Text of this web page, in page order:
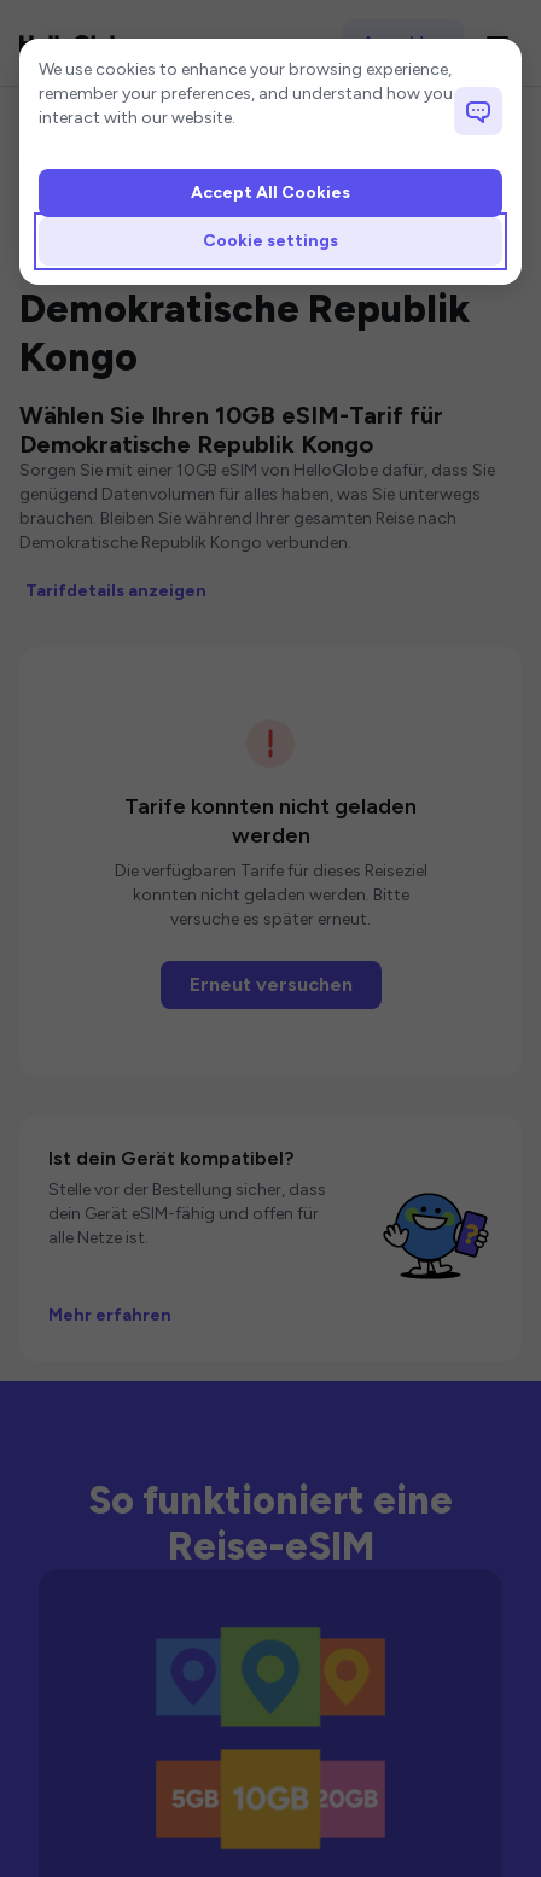
Anmelden
Startseite Demokratische Republik Kongo eSIM 10GB eSIM
10GB eSIM für
Demokratische Republik
Kongo
Wählen Sie Ihren 10GB eSIM-Tarif für
Demokratische Republik Kongo
Sorgen Sie mit einer 10GB eSIM von HelloGlobe dafür, dass Sie
genügend Datenvolumen für alles haben, was Sie unterwegs
brauchen. Bleiben Sie während Ihrer gesamten Reise nach
Demokratische Republik Kongo verbunden.
Tarifdetails anzeigen
Tarife konnten nicht geladen
werden
Die verfügbaren Tarife für dieses Reiseziel
konnten nicht geladen werden. Bitte
versuche es später erneut.
Erneut versuchen
Ist dein Gerät kompatibel?
Stelle vor der Bestellung sicher, dass
dein Gerät eSIM-fähig und offen für
alle Netze ist.
Mehr erfahren
So funktioniert eine
Reise-eSIM
Cookie settings
We use cookies to enhance your browsing experience,
remember your preferences, and understand how you
interact with our website.
Cookie settings
Accept All Cookies